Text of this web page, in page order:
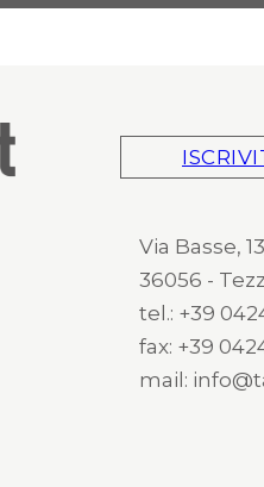
Via Basse,
36056 -
tel.: +39
fax: +39
mail: